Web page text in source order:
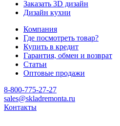
Заказать 3D дизайн
Дизайн кухни
Компания
Где посмотреть товар?
Купить в кредит
Гарантия, обмен и возврат
Статьи
Оптовые продажи
8-800-775-27-27
sales@skladremonta.ru
Контакты